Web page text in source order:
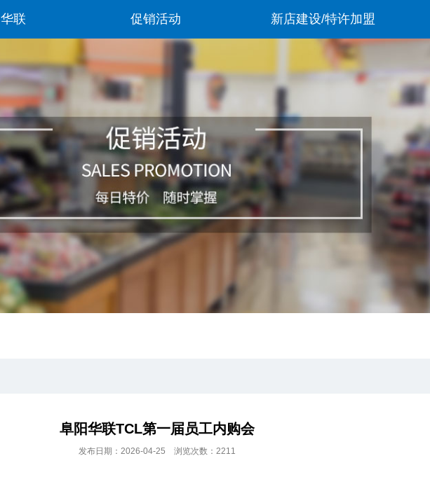
联 促销活动 新店建设/特许加盟
阜阳华联TCL第一届员工内购会
发布日期：2026-04-25 浏览次数：2211